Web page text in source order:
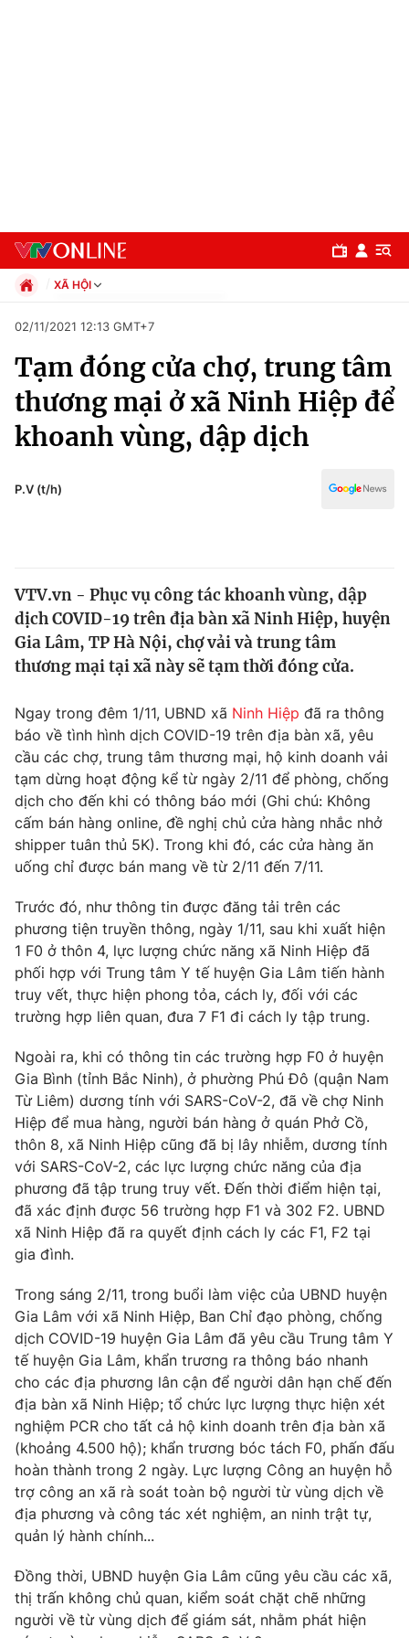
Chuyên mục
Chính trị
Thế giới
Tin tức
Câu chuyện quốc tế
Kinh tế
Tài chính
Thị trường
Góc doanh nghiệp
Dữ liệu và đời sống
Truyền hình
Phim VTV
Hậu trường
Nhân vật
Khán giả
Giải sao mai
Giải trí
Điện ảnh
Âm nhạc
Sao
Du lịch
Làm đẹp
Chất lượng cuộc sống
Giáo dục
Tuyển sinh
Học trực tuyến
Công nghệ
Sản phẩm
Thị trường
Tư vấn
Giao lưu trực tuyến
Lịch phát sóng
Chuyên mục khác
Emagazine Podcast
Photo
Video Shorts video
VTV Money VTV Thể thao
VTV Sức khoẻ Bất động sản
Thị trường 24h Tấm lòng Việt
VTV4 Vươn mình bằng AI
VTV9 VTV8
Liên hệ tòa soạn English
XÃ HỘI
Xã hội
Pháp luật
Thể thao
Truyền hình
02/11/2021 12:13 GMT+7
Tạm đóng cửa chợ, trung tâm
thương mại ở xã Ninh Hiệp để
khoanh vùng, dập dịch
P.V (t/h)
VTV.vn - Phục vụ công tác khoanh vùng, dập
dịch COVID-19 trên địa bàn xã Ninh Hiệp, huyện
Gia Lâm, TP Hà Nội, chợ vải và trung tâm
thương mại tại xã này sẽ tạm thời đóng cửa.
Ngay trong đêm 1/11, UBND xã Ninh Hiệp đã ra thông
báo về tình hình dịch COVID-19 trên địa bàn xã, yêu
cầu các chợ, trung tâm thương mại, hộ kinh doanh vải
tạm dừng hoạt động kể từ ngày 2/11 để phòng, chống
dịch cho đến khi có thông báo mới (Ghi chú: Không
cấm bán hàng online, đề nghị chủ cửa hàng nhắc nhở
shipper tuân thủ 5K). Trong khi đó, các cửa hàng ăn
uống chỉ được bán mang về từ 2/11 đến 7/11.
Trước đó, như thông tin được đăng tải trên các
phương tiện truyền thông, ngày 1/11, sau khi xuất hiện
1 F0 ở thôn 4, lực lượng chức năng xã Ninh Hiệp đã
phối hợp với Trung tâm Y tế huyện Gia Lâm tiến hành
truy vết, thực hiện phong tỏa, cách ly, đối với các
trường hợp liên quan, đưa 7 F1 đi cách ly tập trung.
Ngoài ra, khi có thông tin các trường hợp F0 ở huyện
Gia Bình (tỉnh Bắc Ninh), ở phường Phú Đô (quận Nam
Từ Liêm) dương tính với SARS-CoV-2, đã về chợ Ninh
Hiệp để mua hàng, người bán hàng ở quán Phở Cồ,
thôn 8, xã Ninh Hiệp cũng đã bị lây nhiễm, dương tính
với SARS-CoV-2, các lực lượng chức năng của địa
phương đã tập trung truy vết. Đến thời điểm hiện tại,
đã xác định được 56 trường hợp F1 và 302 F2. UBND
xã Ninh Hiệp đã ra quyết định cách ly các F1, F2 tại
gia đình.
Trong sáng 2/11, trong buổi làm việc của UBND huyện
Gia Lâm với xã Ninh Hiệp, Ban Chỉ đạo phòng, chống
dịch COVID-19 huyện Gia Lâm đã yêu cầu Trung tâm Y
tế huyện Gia Lâm, khẩn trương ra thông báo nhanh
cho các địa phương lân cận để người dân hạn chế đến
địa bàn xã Ninh Hiệp; tổ chức lực lượng thực hiện xét
nghiệm PCR cho tất cả hộ kinh doanh trên địa bàn xã
(khoảng 4.500 hộ); khẩn trương bóc tách F0, phấn đấu
hoàn thành trong 2 ngày. Lực lượng Công an huyện hỗ
trợ công an xã rà soát toàn bộ người từ vùng dịch về
địa phương và công tác xét nghiệm, an ninh trật tự,
quản lý hành chính...
Đồng thời, UBND huyện Gia Lâm cũng yêu cầu các xã,
thị trấn không chủ quan, kiểm soát chặt chẽ những
người về từ vùng dịch để giám sát, nhằm phát hiện